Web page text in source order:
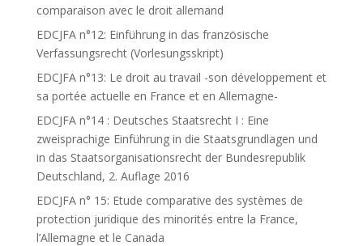
comparaison avec le droit allemand
EDCJFA n°12: Einführung in das französische
Verfassungsrecht (Vorlesungsskript)
EDCJFA n°13: Le droit au travail -son développement et
sa portée actuelle en France et en Allemagne-
EDCJFA n°14 : Deutsches Staatsrecht I : Eine
zweisprachige Einführung in die Staatsgrundlagen und
in das Staatsorganisationsrecht der Bundesrepublik
Deutschland, 2. Auflage 2016
EDCJFA n° 15: Etude comparative des systèmes de
protection juridique des minorités entre la France,
l’Allemagne et le Canada